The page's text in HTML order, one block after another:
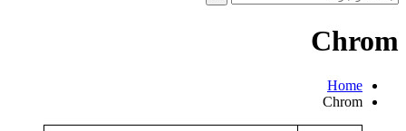
و
برای:
Chrom
Home
Chrom